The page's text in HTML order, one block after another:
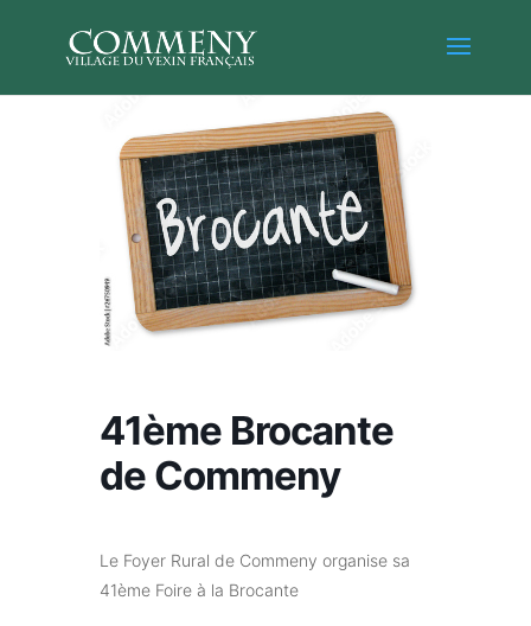
41ème Brocante
de Commeny
Le Foyer Rural de Commeny organise sa
41ème Foire à la Brocante